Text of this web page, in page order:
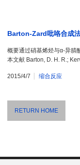
Barton-Zard吡咯合成
概要通过硝基烯烃与α-异腈
本文献 Barton, D. H. R.;
2015/4/7 缩合反应
RETURN HOME